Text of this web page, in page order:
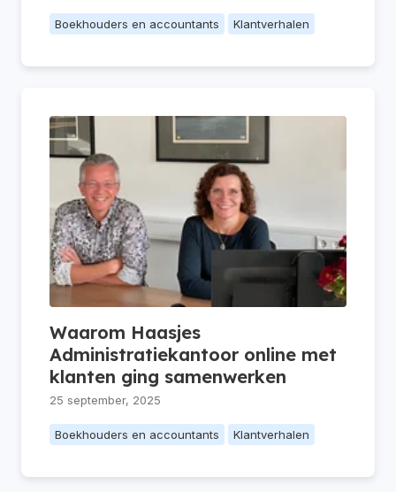
Boekhouders en accountants Klantverhalen
Waarom Haasjes
Administratiekantoor online met
klanten ging samenwerken
25 september, 2025
Boekhouders en accountants Klantverhalen